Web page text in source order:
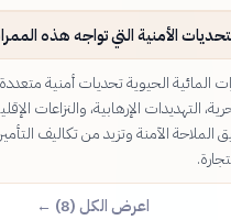
الأمنية التي تواجه هذه
المائية الحيوية تحديات أمنية
التهديدات الإرهابية، والنزاعات
الملاحة الآمنة وتزيد من تكاليف
اعرض الكل (8) ←